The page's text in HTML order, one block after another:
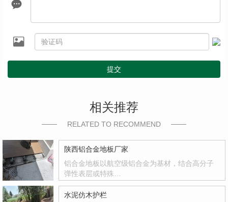
提交
相关推荐
RELATED TO RECOMMEND
陕西铝合金地板厂家
铝合金地板以航空级铝合金为基材，结合高分子
弹性表层或特殊…
水泥仿木护栏